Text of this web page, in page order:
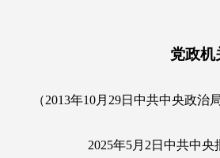
党政机
（2013年10月29日中共中央政治
2025年5月2日中共中央